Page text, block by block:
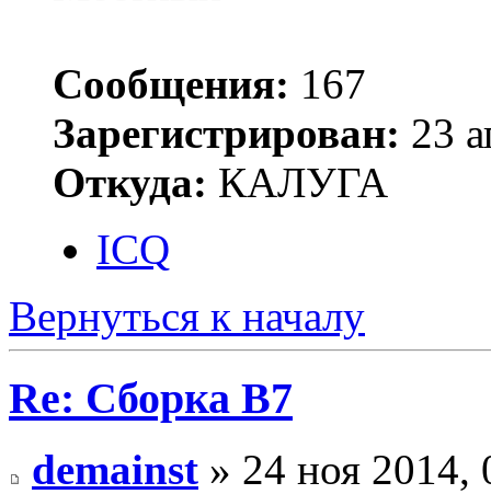
Сообщения: 167
Зарегистрирован: 23
Откуда: КАЛУГА
ICQ
Вернуться к началу
Re: Сборка B7
demainst » 24 ноя 2014,